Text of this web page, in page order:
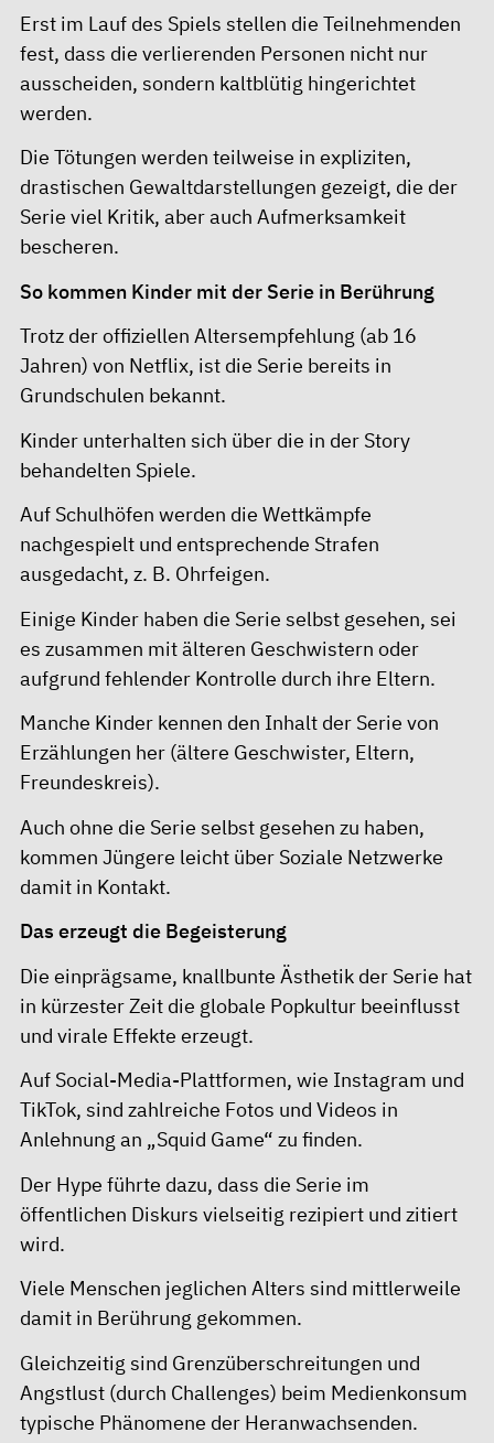
Erst im Lauf des Spiels stellen die Teilnehmenden
fest, dass die verlierenden Personen nicht nur
ausscheiden, sondern kaltblütig hingerichtet
werden.
Die Tötungen werden teilweise in expliziten,
drastischen Gewaltdarstellungen gezeigt, die der
Serie viel Kritik, aber auch Aufmerksamkeit
bescheren.
So kommen Kinder mit der Serie in Berührung
Trotz der offiziellen Altersempfehlung (ab 16
Jahren) von Netflix, ist die Serie bereits in
Grundschulen bekannt.
Kinder unterhalten sich über die in der Story
behandelten Spiele.
Auf Schulhöfen werden die Wettkämpfe
nachgespielt und entsprechende Strafen
ausgedacht, z. B. Ohrfeigen.
Einige Kinder haben die Serie selbst gesehen, sei
es zusammen mit älteren Geschwistern oder
aufgrund fehlender Kontrolle durch ihre Eltern.
Manche Kinder kennen den Inhalt der Serie von
Erzählungen her (ältere Geschwister, Eltern,
Freundeskreis).
Auch ohne die Serie selbst gesehen zu haben,
kommen Jüngere leicht über Soziale Netzwerke
damit in Kontakt.
Das erzeugt die Begeisterung
Die einprägsame, knallbunte Ästhetik der Serie hat
in kürzester Zeit die globale Popkultur beeinflusst
und virale Effekte erzeugt.
Auf Social-Media-Plattformen, wie Instagram und
TikTok, sind zahlreiche Fotos und Videos in
Anlehnung an „Squid Game“ zu finden.
Der Hype führte dazu, dass die Serie im
öffentlichen Diskurs vielseitig rezipiert und zitiert
wird.
Viele Menschen jeglichen Alters sind mittlerweile
damit in Berührung gekommen.
Gleichzeitig sind Grenzüberschreitungen und
Angstlust (durch Challenges) beim Medienkonsum
typische Phänomene der Heranwachsenden.